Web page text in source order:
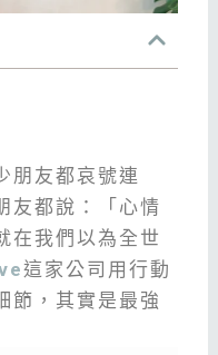
朋友都哀號連
友都說：「心情
在我們以為全世
這家公司用行動
節，其實是最強